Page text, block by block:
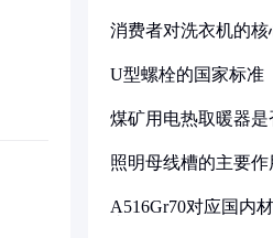
消费者对洗衣机的
U型螺栓的国家标准
煤矿用电热取暖器
照明母线槽的主要作
A516Gr70对应国内